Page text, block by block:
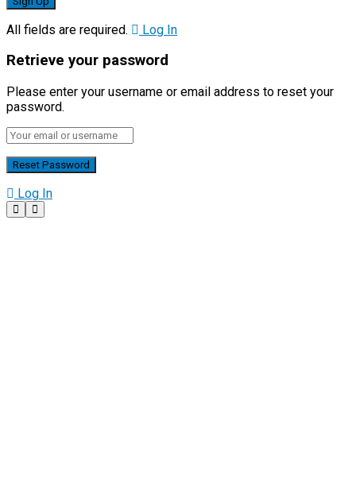
All fields are required. Log In
Retrieve your password
Please enter your username or email address to reset your
password.
Log In